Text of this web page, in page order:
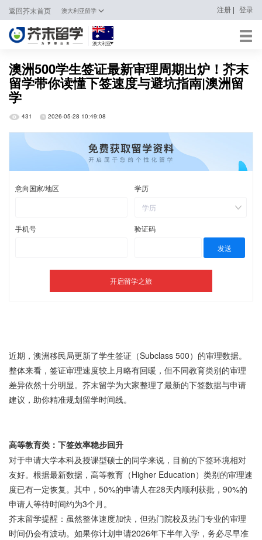
返回芥末首页 澳大利亚留学 注册 | 登录
澳大利亚
韩国
新加坡
马来西亚
澳洲500学生签证最新审理周期出炉！芥末
留学带你读懂下签速度与避坑指南|澳洲留
学
431 2026-05-28 10:49:08
近期，澳洲移民局更新了学生签证（Subclass 500）的审理数据。
整体来看，签证审理速度较上月略有回暖，但不同教育类别的审理
差异依然十分明显。芥末留学为大家整理了最新的下签数据与申请
建议，助你精准规划留学时间线。
高等教育类：下签效率稳步回升
对于申请大学本科及授课型硕士的同学来说，目前的下签环境相对
友好。根据最新数据，高等教育（Higher Education）类别的审理速
度已有一定恢复。其中，50%的申请人在28天内顺利获批，90%的
申请人等待时间约为3个月。
芥末留学提醒：虽然整体速度加快，但热门院校及热门专业的审理
时间仍会有波动。如果你计划申请2026年下半年入学，务必尽早准